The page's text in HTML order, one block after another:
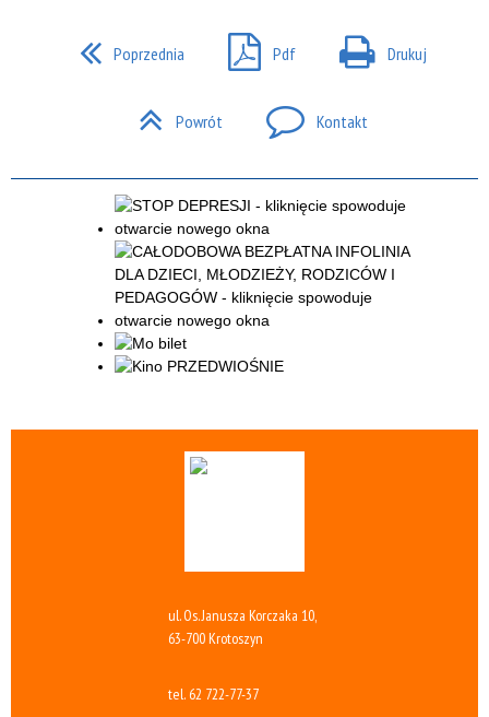
Poprzednia Pdf Drukuj
Powrót Kontakt
ul. Os. Janusza Korczaka 10,
63-700 Krotoszyn
tel. 62 722-77-37